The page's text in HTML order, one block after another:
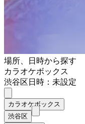
場所、日時から探す
カラオケボックス
渋谷区日時：未設定
カラオケボックス
渋谷区